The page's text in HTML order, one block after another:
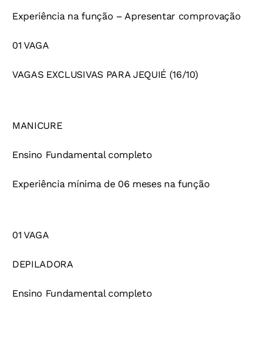
Experiência na função – Apresentar comprovação
01 VAGA
VAGAS EXCLUSIVAS PARA JEQUIÉ (16/10)
MANICURE
Ensino Fundamental completo
Experiência mínima de 06 meses na função
01 VAGA
DEPILADORA
Ensino Fundamental completo